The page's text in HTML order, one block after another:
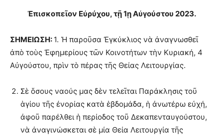
Ἐπισκοπεῖον Εὐρύχου,τῇ1ῃ Αὐγούστου 2023.
ΣΗΜΕΙΩΣΗ: 1. Ἡ παροῦσα Ἐγκύκλιος νὰ ἀναγνωσθεῖ
ἀπὸ τοὺς Ἐφημερίους τῶν Κοινοτήτων τὴν Κυριακή, 4
Αὐγούστου, πρὶν τὸ πέρας τῆς Θείας Λειτουργίας.
Σὲ ὅσους ναούς μας δὲν τελεῖται Παράκλησις τοῦ
ἁγίου τῆς ἐνορίας κατὰ ἑβδομάδα, ἡ ἀνωτέρω εὐχή,
ἀφοῦ παρέλθει ἡ περίοδος τοῦ Δεκαπενταυγούστου,
νὰ ἀναγινώσκεται σὲ μία Θεία Λειτουργία τῆς